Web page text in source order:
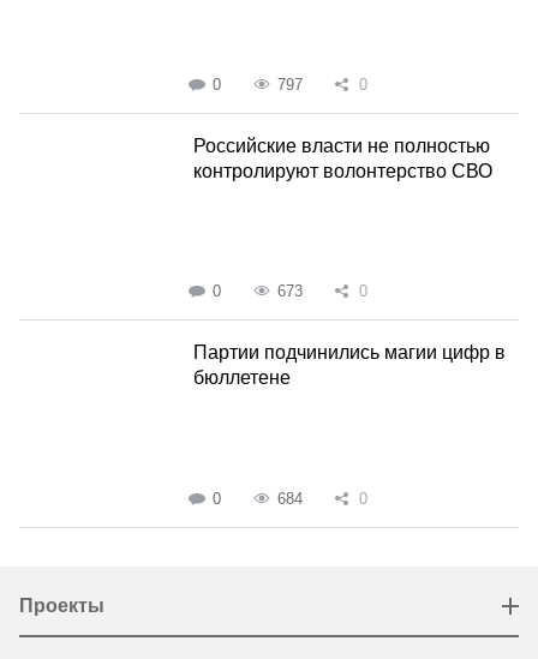
0 797 0
Российские власти не полностью
контролируют волонтерство СВО
0 673 0
Партии подчинились магии цифр в
бюллетене
0 684 0
Проекты